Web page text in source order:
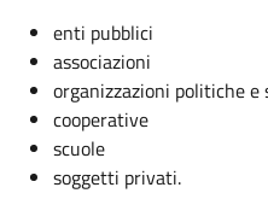
enti pubblici
associazioni
organizzazioni politiche e
cooperative
scuole
soggetti privati.